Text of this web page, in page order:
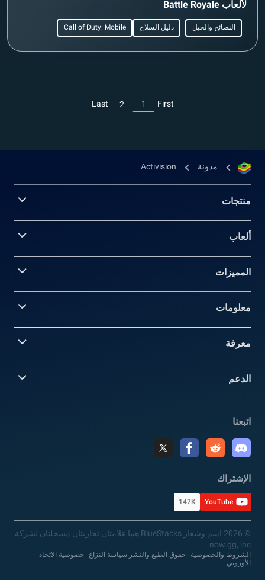
لألعاب Battle Royale
النصائح والحيل دليل السلاح Call of Duty: Mobile
First
1
2
Last
مدونة Activision
منتجات
ألعاب
المميزات
معلومات‎
معرفة
الدعم
اتبعنا
الإشتراك
YouTube
147K
© 2026 اسم وشعار BlueStacks هما علامتان تجاريتان مسجلتان لشركة
now.gg, inc
الشروط والخصوصية حقوق الطبع والنشر سياسة النزاع خصوصية الاتحاد
الأوروبي